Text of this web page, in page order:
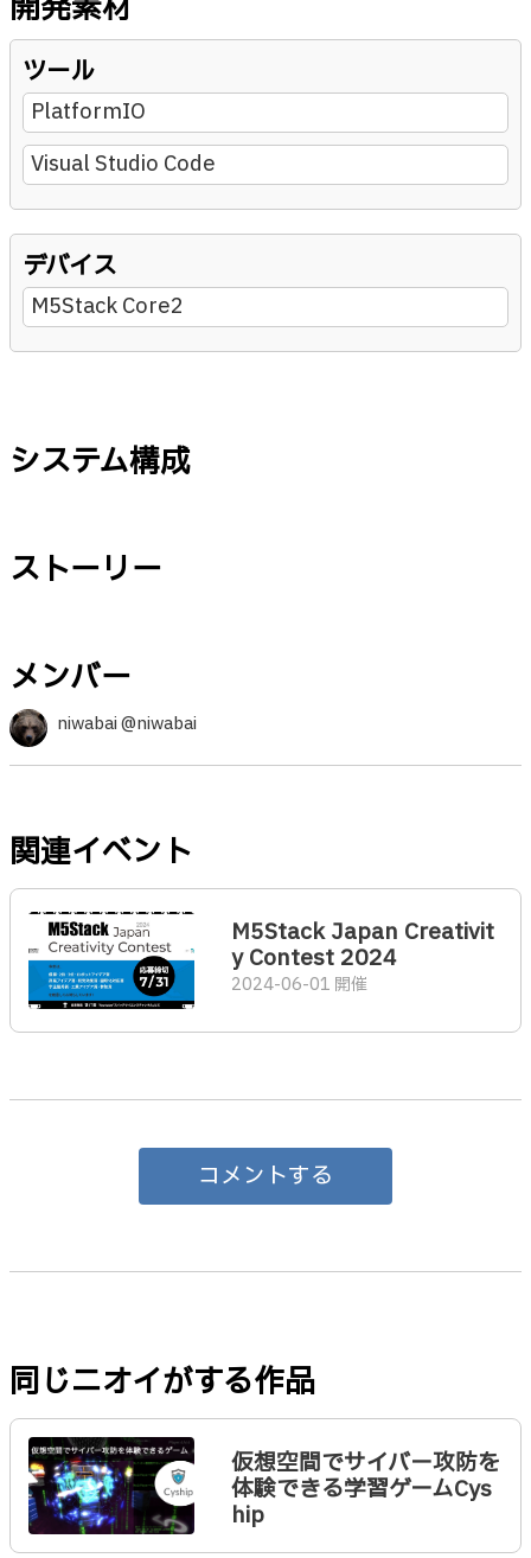
ツール
PlatformIO
Visual Studio Code
デバイス
M5Stack Core2
システム構成
ストーリー
メンバー
niwabai @niwabai
関連イベント
M5Stack Japan Creativit
y Contest 2024
2024-06-01 開催
コメントする
同じニオイがする作品
仮想空間でサイバー攻防を
体験できる学習ゲームCys
hip